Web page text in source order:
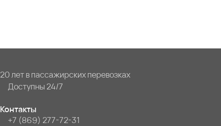
20 лет в пассажирских перевозках
Доступны 24/7
Контакты
+7 (869) 277-72-31